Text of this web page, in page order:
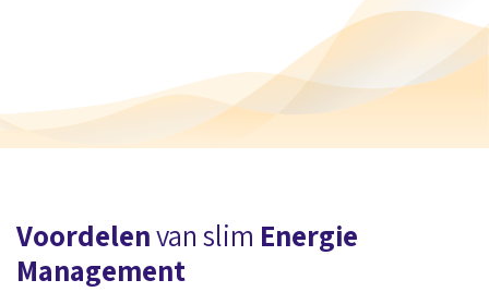
Voordelenvan slim Energie
Management